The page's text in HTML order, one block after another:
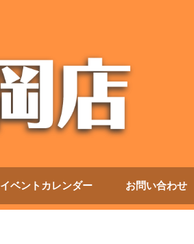
イベントカレンダー お問い合わせ